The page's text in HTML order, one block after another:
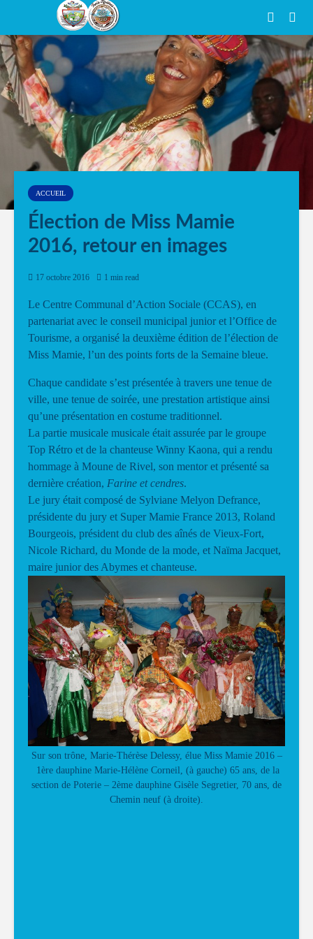
ACCUEIL
Élection de Miss Mamie
2016, retour en images
17 octobre 2016 1 min read
Le Centre Communal d’Action Sociale (CCAS), en
partenariat avec le conseil municipal junior et l’Office de
Tourisme, a organisé la deuxième édition de l’élection de
Miss Mamie, l’un des points forts de la Semaine bleue.
Chaque candidate s’est présentée à travers une tenue de
ville, une tenue de soirée, une prestation artistique ainsi
qu’une présentation en costume traditionnel.
La partie musicale musicale était assurée par le groupe
Top Rétro et de la chanteuse Winny Kaona, qui a rendu
hommage à Moune de Rivel, son mentor et présenté sa
dernière création, Farine et cendres.
Le jury était composé de Sylviane Melyon Defrance,
présidente du jury et Super Mamie France 2013, Roland
Bourgeois, président du club des aînés de Vieux-Fort,
Nicole Richard, du Monde de la mode, et Naïma Jacquet,
maire junior des Abymes et chanteuse.
Sur son trône, Marie-Thérèse Delessy, élue Miss Mamie 2016 –
1ère dauphine Marie-Hélène Corneil, (à gauche) 65 ans, de la
section de Poterie – 2ème dauphine Gisèle Segretier, 70 ans, de
Chemin neuf (à droite).